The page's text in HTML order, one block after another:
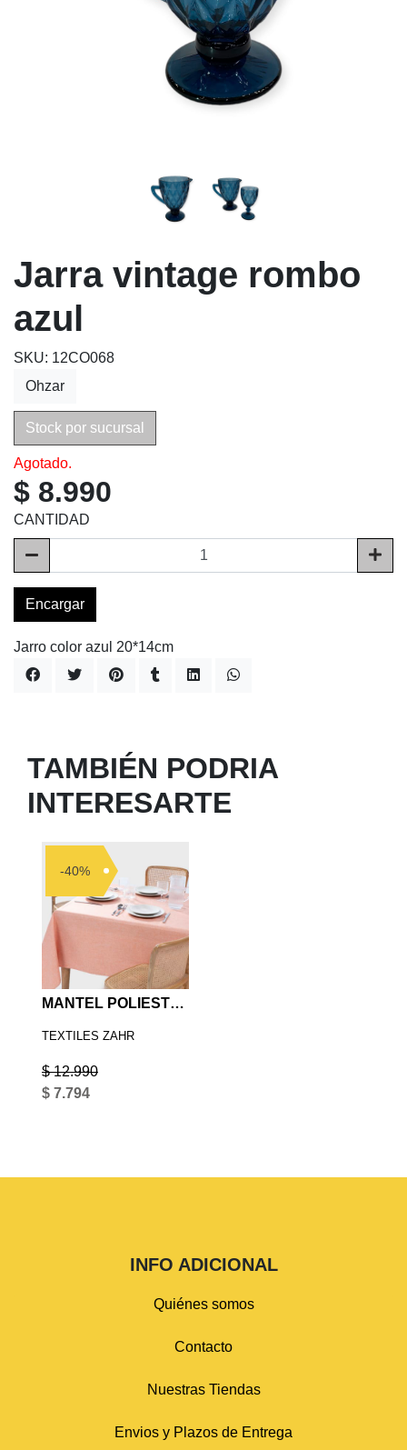
Jarra vintage rombo
azul
SKU: 12CO068
Ohzar
Stock por sucursal
Agotado.
$ 8.990
CANTIDAD
Encargar
Jarro color azul 20*14cm
TAMBIÉN PODRIA
INTERESARTE
-40%
MANTEL POLIESTER LISO 1520
TEXTILES ZAHR
$ 12.990
$ 7.794
INFO ADICIONAL
Quiénes somos
Contacto
Nuestras Tiendas
Envios y Plazos de Entrega